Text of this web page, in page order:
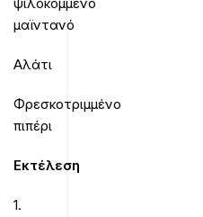
ψιλοκομμένο
μαϊντανό
Αλάτι
Φρεσκοτριμμένο
πιπέρι
Εκτέλεση
1.